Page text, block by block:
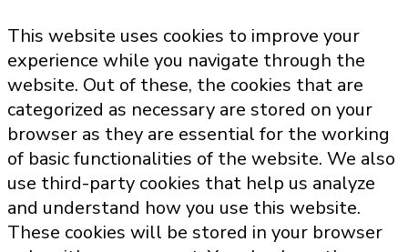
This website uses cookies to improve your
experience while you navigate through the
website. Out of these, the cookies that are
categorized as necessary are stored on your
browser as they are essential for the working
of basic functionalities of the website. We also
use third-party cookies that help us analyze
and understand how you use this website.
These cookies will be stored in your browser